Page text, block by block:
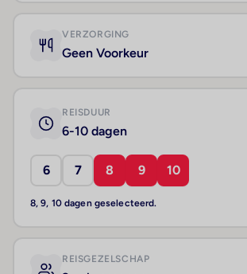
VERZORGING
Geen Voorkeur
REISDUUR
6-10 dagen
6 7 8 9 10
8, 9, 10 dagen geselecteerd.
REISGEZELSCHAP